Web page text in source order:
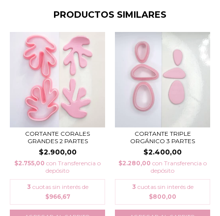
PRODUCTOS SIMILARES
CORTANTE CORALES
GRANDES 2 PARTES
$2.900,00
$2.755,00 con Transferencia o
depósito
3 cuotas sin interés de
$966,67
CORTANTE TRIPLE
ORGÁNICO 3 PARTES
$2.400,00
$2.280,00 con Transferencia o
depósito
3 cuotas sin interés de
$800,00